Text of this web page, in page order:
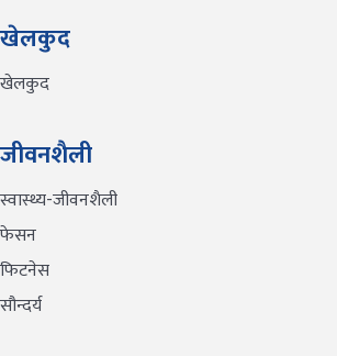
खेलकुद
खेलकुद
जीवनशैली
स्वास्थ्य-जीवनशैली
फेसन
फिटनेस
सौन्दर्य